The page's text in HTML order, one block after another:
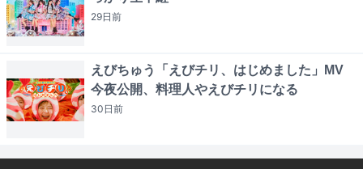
29日前
えびちゅう「えびチリ、はじめました」MV
今夜公開、料理人やえびチリになる
30日前